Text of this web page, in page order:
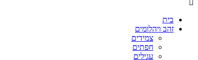
בית
זהב ויהלומים
צמידים
חפתים
עגילים